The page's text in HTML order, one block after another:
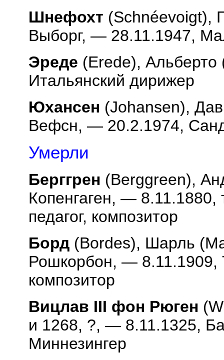
Шнефохт (Schnéevoigt),
Выборг, — 28.11.1947,
Эреде (Erede), Альберто
Итальянский дирижер
Юхансен (Johansen),
Вефсн, — 20.2.1974,
Умерли
Берггрен (Berggreen),
Копенгаген, — 8.11.1880,
педагог, композитор
Борд (Bordes), Шарль
Рошкорбон, — 8.11.1909,
композитор
Вицлав III фон Рюген (
и 1268, ?, — 8.11.1325,
Миннезингер